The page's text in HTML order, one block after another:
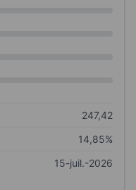
247,42
14,85%
15-juil.-2026